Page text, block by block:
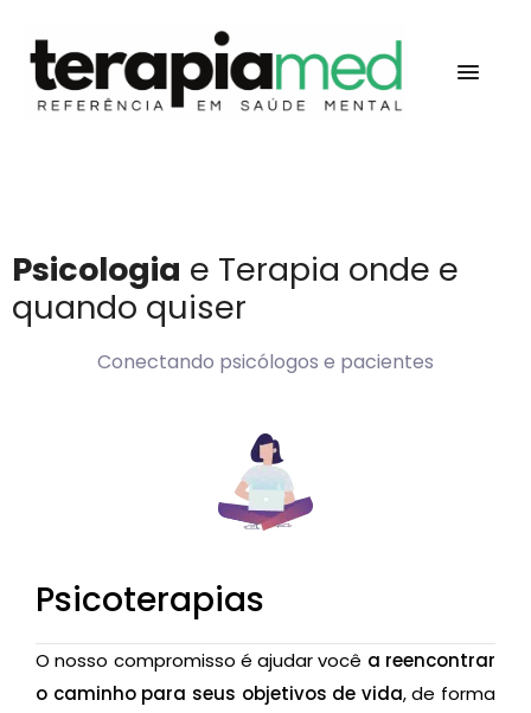
Psicologia e Terapia onde e
quando quiser
Conectando psicólogos e pacientes
Psicoterapias
O nosso compromisso é ajudar você a reencontrar
o caminho para seus objetivos de vida, de forma